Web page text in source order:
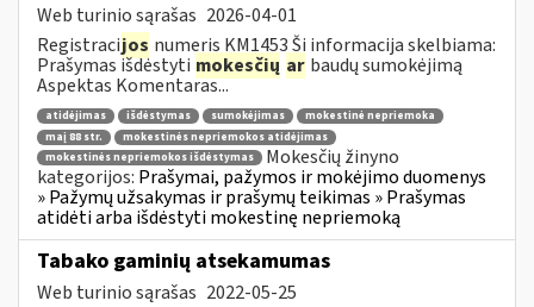
Web turinio sąrašas 2026-04-01
Registracijos numeris KM1453 Ši informacija skelbiama:
Prašymas išdėstyti mokesčių ar baudų sumokėjimą
Aspektas Komentaras...
atidėjimas išdėstymas sumokėjimas
mokestinė nepriemoka
maį 88 str.
mokestinės nepriemokos atidėjimas
mokestinės nepriemokos išdėstymas
Mokesčių žinyno
kategorijos: Prašymai, pažymos ir mokėjimo duomenys
» Pažymų užsakymas ir prašymų teikimas » Prašymas
atidėti arba išdėstyti mokestinę nepriemoką
Tabako gaminių atsekamumas
Web turinio sąrašas 2022-05-25